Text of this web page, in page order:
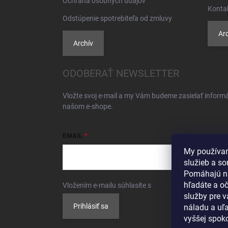
My
služieb a
Pomáhajú
hľadáte a
služby pre
náladu a
vyššej
Odstúpenie spotrebiteľa od zmluvy
Archív
ODOBERAŤ NEWSLETTER
Vložte svoj e-mail a my Vám budeme zasielať
našom e-shope.
EMAIL
Vložením e-mailu súhlasíte s podmienkami ochrany
Prihlásiť sa